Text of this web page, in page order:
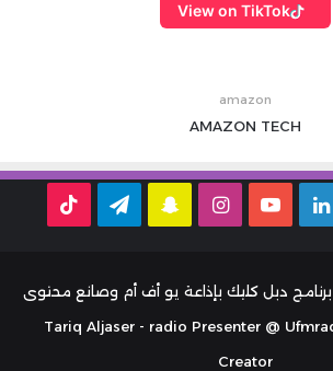
View on TikTok
amazon
AMAZON TECH
لينكدإن ‫YouTubeانستقرامسناب تيلقرام
دبل كليك بإذاعة يو أف أم وصانع محتوى
Tariq Aljaser - radio Presenter @
Creator